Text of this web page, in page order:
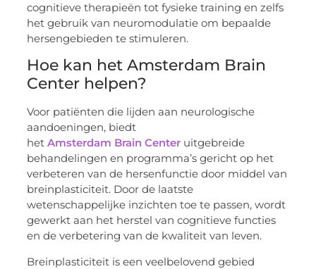
cognitieve therapieën tot fysieke training en zelfs
het gebruik van neuromodulatie om bepaalde
hersengebieden te stimuleren.
Hoe kan het Amsterdam Brain
Center helpen?
Voor patiënten die lijden aan neurologische
aandoeningen, biedt
hetAmsterdam Brain Center uitgebreide
behandelingen en programma’s gericht op het
verbeteren van de hersenfunctie door middel van
breinplasticiteit. Door de laatste
wetenschappelijke inzichten toe te passen, wordt
gewerkt aan het herstel van cognitieve functies
en de verbetering van de kwaliteit van leven.
Breinplasticiteit is een veelbelovend gebied